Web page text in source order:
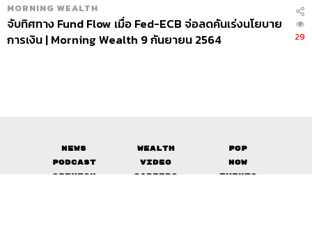
MORNING WEALTH
จับทิศทาง Fund Flow เมื่อ Fed-ECB จ่อลดคันเร่งนโยบาย
การเงิน | Morning Wealth 9 กันยายน 2564
29
News Wealth
Pop
Podcast
Video
Now
Opinion
Careers
Events